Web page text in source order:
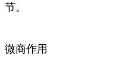
节。
微商作用